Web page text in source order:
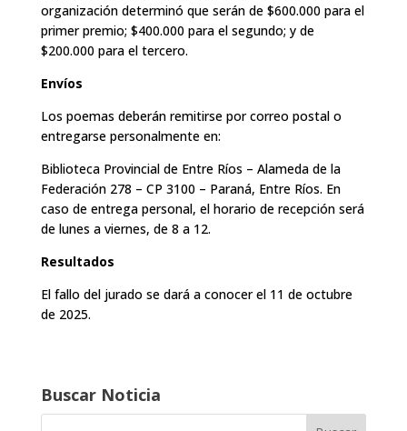
organización determinó que serán de $600.000 para el
primer premio; $400.000 para el segundo; y de
$200.000 para el tercero.
Envíos
Los poemas deberán remitirse por correo postal o
entregarse personalmente en:
Biblioteca Provincial de Entre Ríos – Alameda de la
Federación 278 – CP 3100 – Paraná, Entre Ríos. En
caso de entrega personal, el horario de recepción será
de lunes a viernes, de 8 a 12.
Resultados
El fallo del jurado se dará a conocer el 11 de octubre
de 2025.
Buscar Noticia